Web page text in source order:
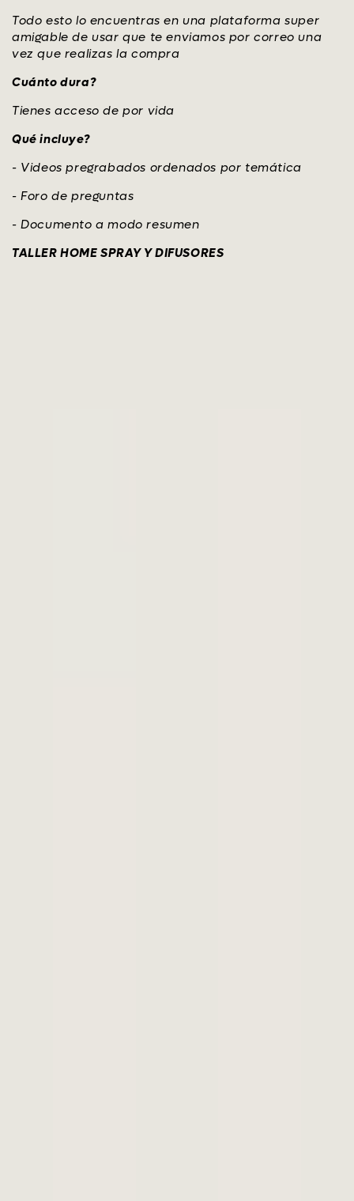
Todo esto lo encuentras en una plataforma super
amigable de usar que te enviamos por correo una
vez que realizas la compra
Cuánto dura?
Tienes acceso de por vida
Qué incluye?
- Videos pregrabados ordenados por temática
- Foro de preguntas
- Documento a modo resumen
TALLER HOME SPRAY Y DIFUSORES